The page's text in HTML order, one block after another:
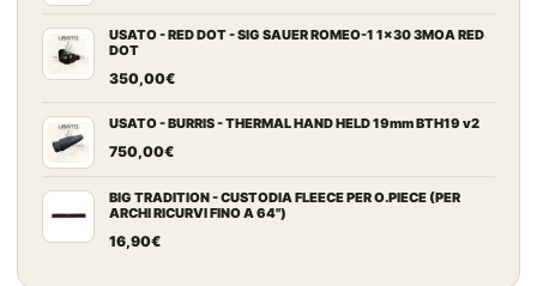
USATO - RED DOT - SIG SAUER ROMEO-1 1x30 3MOA RED
DOT
350,00€
USATO - BURRIS - THERMAL HAND HELD 19mm BTH19 v2
750,00€
BIG TRADITION - CUSTODIA FLEECE PER O.PIECE (PER
ARCHI RICURVI FINO A 64")
16,90€